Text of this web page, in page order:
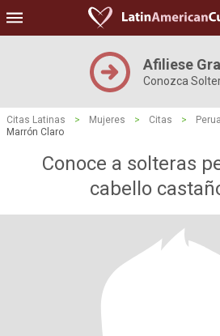
Afiliese
Conozca
Citas Latinas > Mujeres > Citas >
Marrón Claro
Conoce a solteras
cabello